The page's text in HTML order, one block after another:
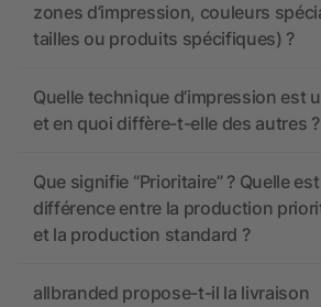
zones d’impression, couleurs
tailles ou produits spécifiques) ?
Quelle technique d’impression est
et en quoi diffère-t-elle des autres ?
Que signifie “Prioritaire” ? Quelle
différence entre la production
et la production standard ?
allbranded propose-t-il la livraison